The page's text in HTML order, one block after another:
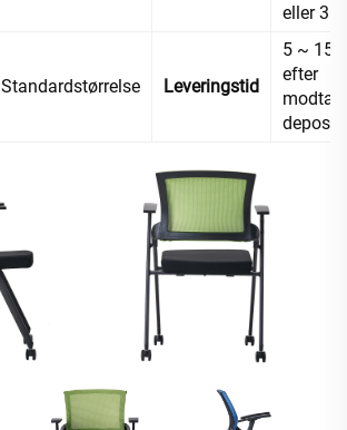
eller 3
Standardstørrelse Leveringstid
5 ~ 15
efter